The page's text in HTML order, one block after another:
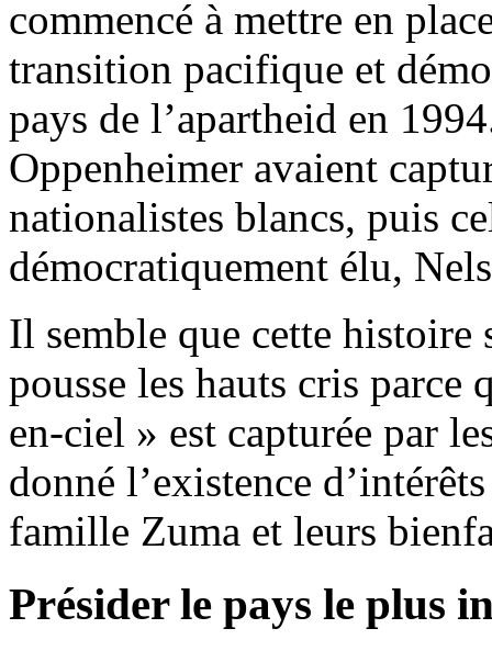
commencé à mettre en
transition pacifique et
pays de l’apartheid en
Oppenheimer avaient
nationalistes blancs, puis
démocratiquement élu,
Il semble que cette
pousse les hauts cris parce
en-ciel » est capturée par
donné l’existence
famille Zuma et leurs
Présider le pays le plus